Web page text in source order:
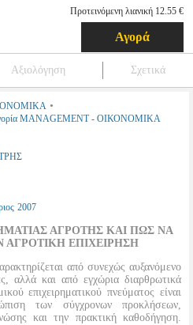
Προτεινόμενη λιανική 12.55 €
Αγορά
Αξιολόγηση Σχετικά
•
MANAGEMENT - ΟΙΚΟΝΟΜΙΚΑ
2007
ΑΓΡΟΤΗΣ ΚΑΙ ΠΩΣ ΝΑ
ΕΠΙΧΕΙΡΗΣΗ
από συνεχώς αυξανόμενο
αλλά και από εγχώρια διαρθρωτικά
επιχειρηματικού πνεύματος είναι
των σύγχρονων προκλήσεων,
και την πρακτική καθοδήγηση.